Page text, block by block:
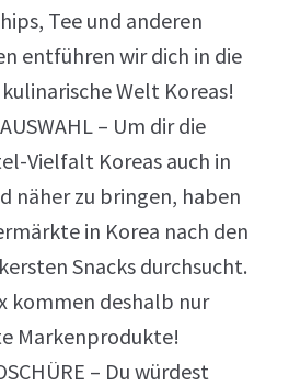
Tee und anderen
entführen wir dich in die
Welt Koreas!
– Um dir die
Vielfalt Koreas auch in
näher zu bringen, haben
in Korea nach den
Snacks durchsucht.
kommen deshalb nur
Markenprodukte!
– Du würdest